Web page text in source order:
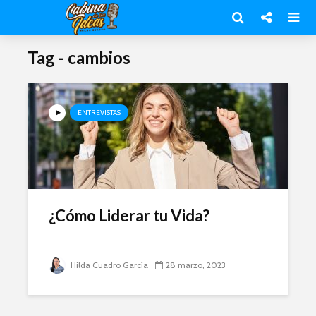
Tag - cambios
ENTREVISTAS
¿Cómo Liderar tu Vida?
Hilda Cuadro García 28 marzo, 2023